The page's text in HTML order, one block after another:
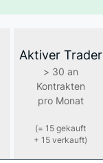
Aktiver Trader
> 30 an
Kontrakten
pro Monat
(= 15 gekauft
+ 15 verkauft)